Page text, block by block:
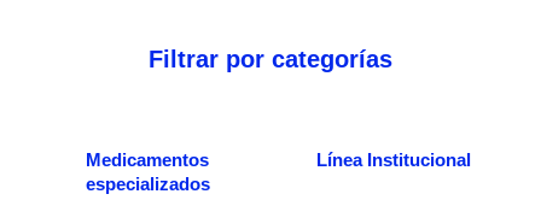
Filtrar por categorías
Medicamentos
especializados
Línea Institucional